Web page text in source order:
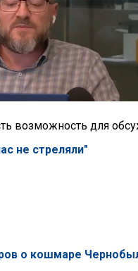
возможность для
не стреляли"
о кошмаре